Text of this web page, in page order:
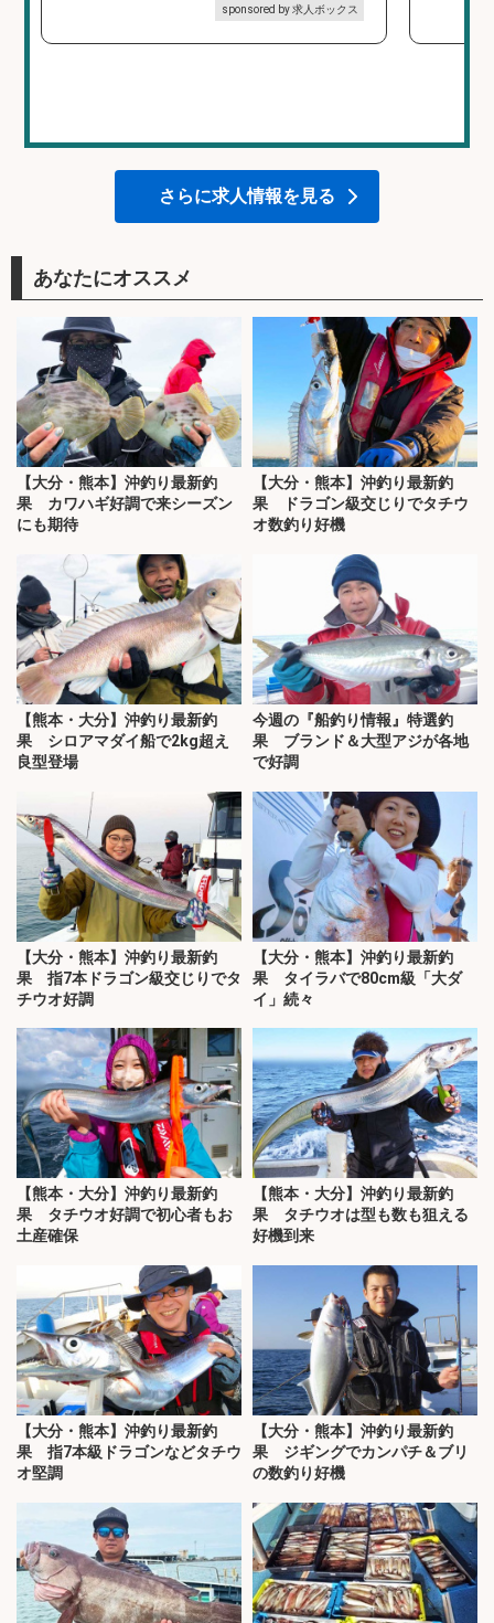
sponsored by 求人ボックス
さらに求人情報を見る
あなたにオススメ
【大分・熊本】沖釣り最新釣
果 カワハギ好調で来シーズン
にも期待
【大分・熊本】沖釣り最新釣
果 ドラゴン級交じりでタチウ
オ数釣り好機
【熊本・大分】沖釣り最新釣
果 シロアマダイ船で2kg超え
良型登場
今週の『船釣り情報』特選釣
果 ブランド＆大型アジが各地
で好調
【大分・熊本】沖釣り最新釣
果 指7本ドラゴン級交じりでタ
チウオ好調
【大分・熊本】沖釣り最新釣
果 タイラバで80cm級「大ダ
イ」続々
【熊本・大分】沖釣り最新釣
果 タチウオ好調で初心者もお
土産確保
【熊本・大分】沖釣り最新釣
果 タチウオは型も数も狙える
好機到来
【大分・熊本】沖釣り最新釣
果 指7本級ドラゴンなどタチウ
オ堅調
【大分・熊本】沖釣り最新釣
果 ジギングでカンパチ＆ブリ
の数釣り好機